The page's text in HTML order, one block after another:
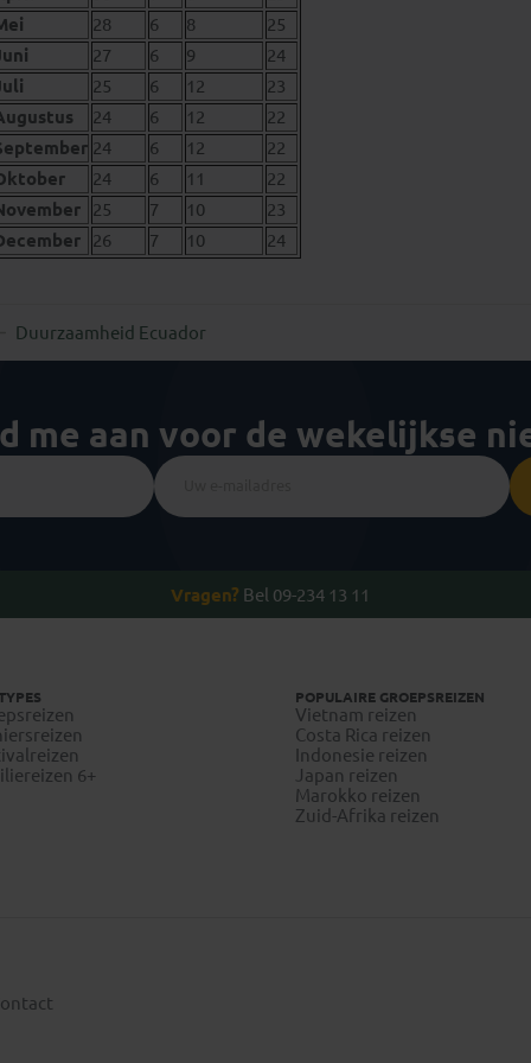
28 6 8
25
27 6 9
24
25 6 12
23
24 6 12
22
24 6 12
22
24 6 11
22
25 7 10
23
26 7 10 24
Duurzaamheid Ecuador
me aan voor de wekelijkse
Vragen? Bel 09-234 13 11
6+
POPULAIRE GROEPSREIZEN
Vietnam reizen
Costa Rica reizen
Indonesie reizen
Japan reizen
Marokko reizen
Zuid-Afrika reizen